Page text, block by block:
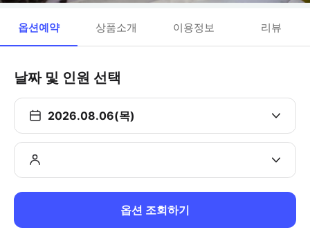
옵션예약 상품소개 이용정보 리뷰
날짜 및 인원 선택
2026.08.06(목)
옵션 조회하기